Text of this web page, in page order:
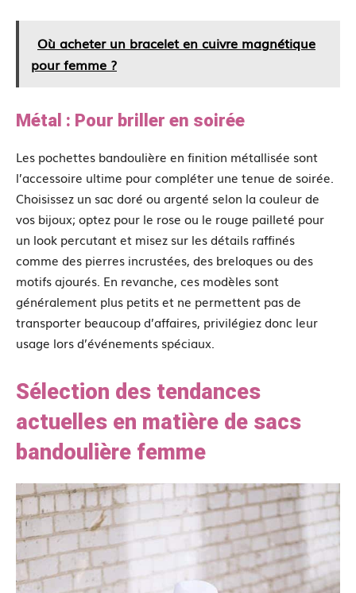
Où acheter un bracelet en cuivre magnétique
pour femme ?
Métal : Pour briller en soirée
Les pochettes bandoulière en finition métallisée sont
l’accessoire ultime pour compléter une tenue de soirée.
Choisissez un sac doré ou argenté selon la couleur de
vos bijoux; optez pour le rose ou le rouge pailleté pour
un look percutant et misez sur les détails raffinés
comme des pierres incrustées, des breloques ou des
motifs ajourés. En revanche, ces modèles sont
généralement plus petits et ne permettent pas de
transporter beaucoup d’affaires, privilégiez donc leur
usage lors d’événements spéciaux.
Sélection des tendances
actuelles en matière de sacs
bandoulière femme